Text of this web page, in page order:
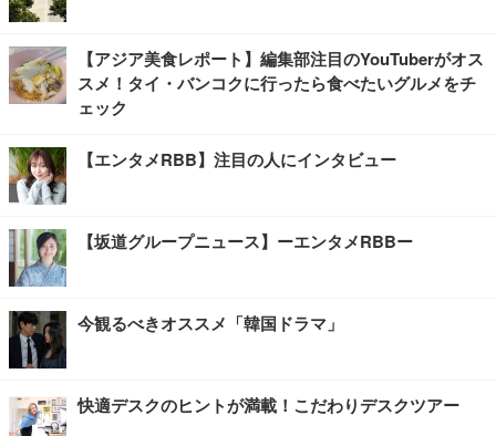
【アジア美食レポート】編集部注目のYouTuberがオス
スメ！タイ・バンコクに行ったら食べたいグルメをチ
ェック
【エンタメRBB】注目の人にインタビュー
【坂道グループニュース】ーエンタメRBBー
今観るべきオススメ「韓国ドラマ」
快適デスクのヒントが満載！こだわりデスクツアー